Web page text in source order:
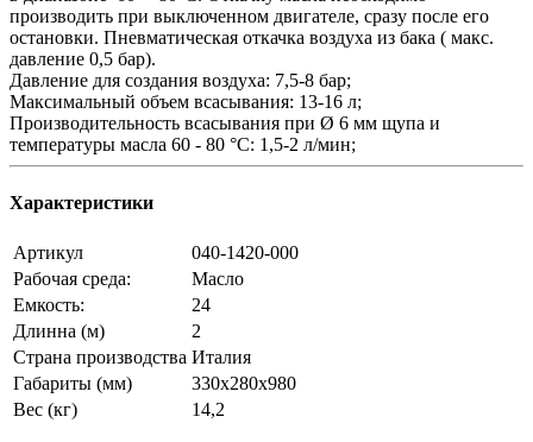
производить при выключенном двигателе, сразу после его
остановки. Пневматическая откачка воздуха из бака ( макс.
давление 0,5 бар).
Давление для создания воздуха: 7,5-8 бар;
Максимальный объем всасывания: 13-16 л;
Производительность всасывания при Ø 6 мм щупа и
температуры масла 60 - 80 °C: 1,5-2 л/мин;
Характеристики
Артикул
040-1420-000
Рабочая среда:
Масло
Емкость:
24
Длинна (м)
2
Страна производства Италия
Габариты (мм)
330x280x980
Вес (кг)
14,2